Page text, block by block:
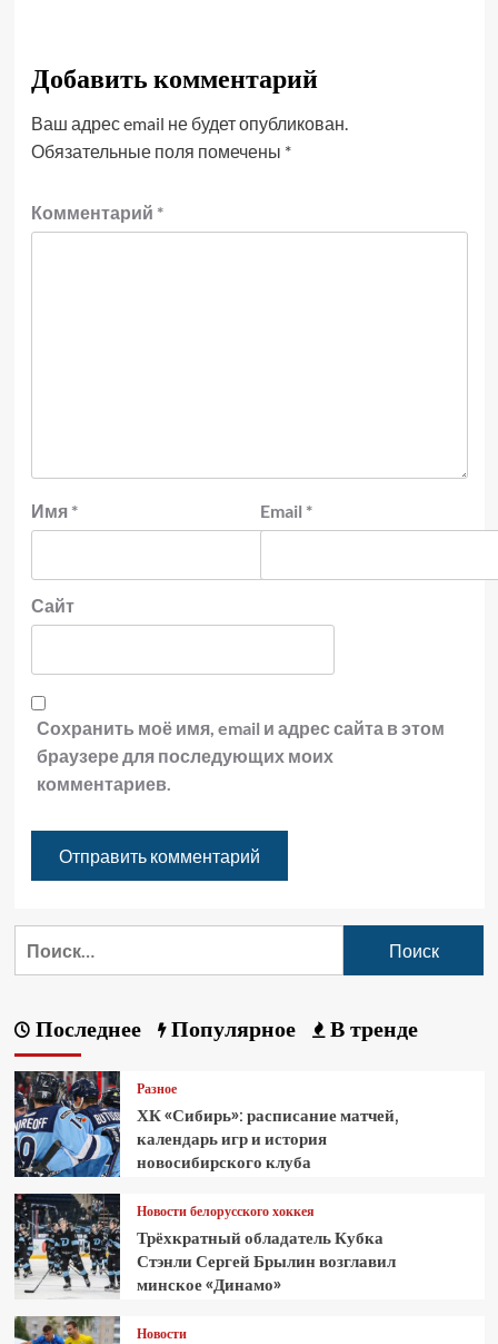
Добавить комментарий
Ваш адрес email не будет опубликован.
Обязательные поля помечены *
Комментарий *
Имя * Email *
Сайт
Сохранить моё имя, email и адрес сайта в этом
браузере для последующих моих
комментариев.
Последнее Популярное В тренде
Разное
ХК «Сибирь»: расписание матчей,
календарь игр и история
новосибирского клуба
Новости белорусского хоккея
Трёхкратный обладатель Кубка
Стэнли Сергей Брылин возглавил
минское «Динамо»
Новости